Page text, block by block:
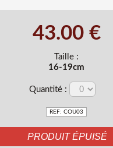
43.00 €
Taille :
16-19cm
Quantité :
REF: COU03